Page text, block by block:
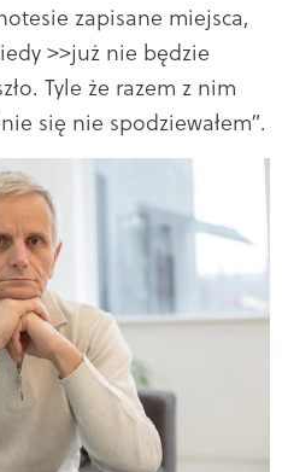
zapisane miejsca,
>>już nie będzie
Tyle że razem z nim
się nie spodziewałem”.